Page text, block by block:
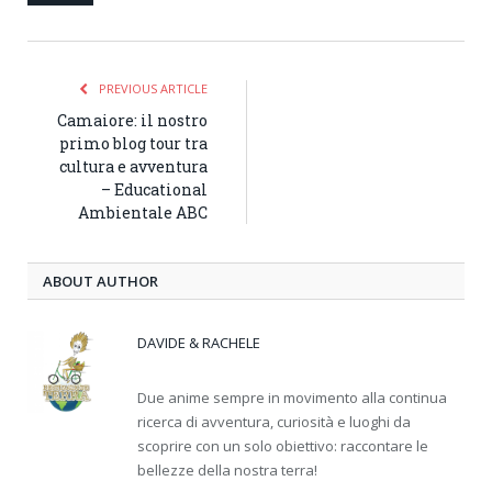
PREVIOUS ARTICLE
Camaiore: il nostro
primo blog tour tra
cultura e avventura
– Educational
Ambientale ABC
ABOUT AUTHOR
DAVIDE & RACHELE
Due anime sempre in movimento alla continua
ricerca di avventura, curiosità e luoghi da
scoprire con un solo obiettivo: raccontare le
bellezze della nostra terra!